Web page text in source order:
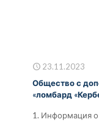
23.11.2023
Общество с
«ломбард
1. Информация о